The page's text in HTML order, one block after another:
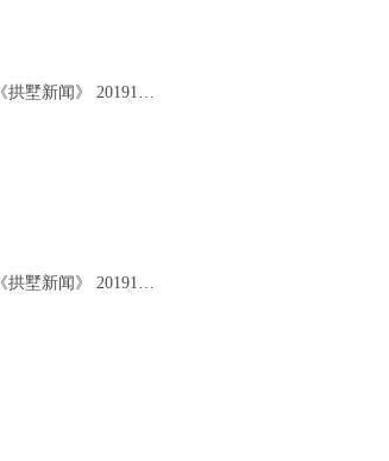
《拱墅新闻》 20191122
《拱墅新闻》 20191115